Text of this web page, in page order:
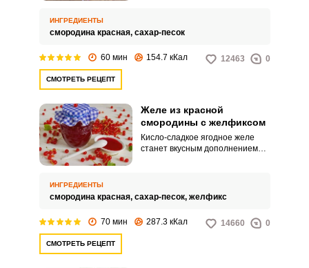
содержанию пектина,
вещества, в составе этой ягоды.
ИНГРЕДИЕНТЫ
смородина красная, сахар-песок
60 мин 154.7 кКал 12463 0
СМОТРЕТЬ РЕЦЕПТ
Желе из красной
смородины с желфиксом
Кисло-сладкое ягодное желе
станет вкусным дополнением
желе из из красной смородины.
ИНГРЕДИЕНТЫ
смородина красная, сахар-песок, желфикс
70 мин 287.3 кКал 14660 0
СМОТРЕТЬ РЕЦЕПТ
Запомнить меня
ЕЩЕ НЕ ЗАРЕГИСТРИРОВАННЫ?
Забыли пароль?